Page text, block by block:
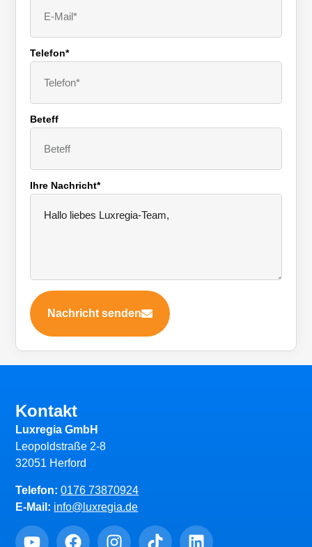
Telefon*
Beteff
Ihre Nachricht*
Nachricht senden
Kontakt
Luxregia GmbH
Leopoldstraße 2-8
32051 Herford
Telefon:0176 73870924
E-Mail: info@luxregia.de